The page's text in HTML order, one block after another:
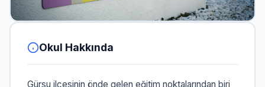
Okul Hakkında
Gürsu ilçesinin önde gelen eğitim noktalarından biri